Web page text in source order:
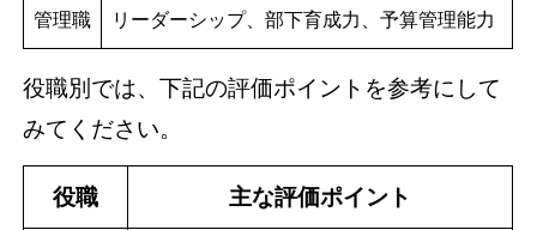
管理職 リーダーシップ、部下育成力、予算管理能力
役職別では、下記の評価ポイントを参考にして
みてください。
役職 主な評価ポイント